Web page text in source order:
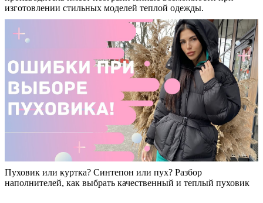
изготовлении стильных моделей теплой одежды.
Пуховик или куртка? Синтепон или пух? Разбор
наполнителей, как выбрать качественный и теплый пуховик